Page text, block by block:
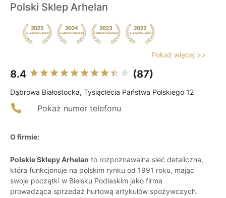
Polski Sklep Arhelan
Pokaż więcej >>
8.4 (87)
Dąbrowa Białostocka, Tysiąclecia Państwa Polskiego 12
Pokaż numer telefonu
O firmie:
Polskie Sklepy Arhelan to rozpoznawalna sieć detaliczna,
która funkcjonuje na polskim rynku od 1991 roku, mając
swoje początki w Bielsku Podlaskim jako firma
prowadząca sprzedaż hurtową artykułów spożywczych.